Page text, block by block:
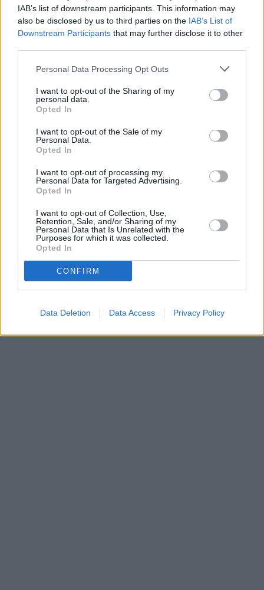
IAB’s list of downstream participants. This information may
also be disclosed by us to third parties on the IAB’s List of
Downstream Participants that may further disclose it to other
Personal Data Processing Opt Outs
I want to opt-out of the Sharing of my
personal data.
Opted In
I want to opt-out of the Sale of my
Personal Data.
Opted In
I want to opt-out of processing my
Personal Data for Targeted Advertising.
Opted In
I want to opt-out of Collection, Use,
Retention, Sale, and/or Sharing of my
Personal Data that Is Unrelated with the
Purposes for which it was collected.
Opted In
CONFIRM
Data Deletion Data Access Privacy Policy
Klementa 869, Mladá Boleslav II)
06.08.2026 -Bosch Powertrain s.r.o. Jihlava • CNC operátor• mzda
Kč • náborový bonus 50.000 Kč • příspěvek na ubytování (Jihlava,
Jihlava)
06.08.2026 -Bosch Powertrain s.r.o. • montážní dělník • mzda 44.700
... další nabídky zaměstnání
Prima sport - co nabídne v prvním
vysílacím týdnu
Kdy a kde bude Prima sport k
naladění na Skylinku
- web o satelitní, terestrické a kabelové televizi, ©
O webu parabola.cz • O souborech cookies
Dovolená u moře•Bazény